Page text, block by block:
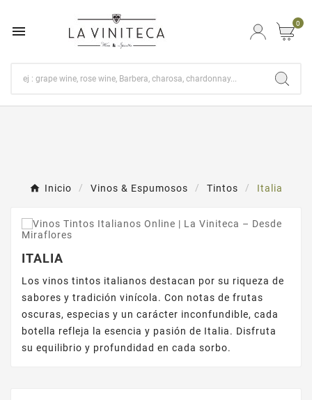
 0
Inicio Vinos & Espumosos Tintos Italia
ITALIA
Los vinos tintos italianos destacan por su riqueza de
sabores y tradición vinícola. Con notas de frutas
oscuras, especias y un carácter inconfundible, cada
botella refleja la esencia y pasión de Italia. Disfruta
su equilibrio y profundidad en cada sorbo.